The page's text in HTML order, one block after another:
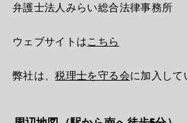
弁護士法人みらい総合法律事務所
ウェブサイトはこちら
弊社は、税理士を守る会に加入して